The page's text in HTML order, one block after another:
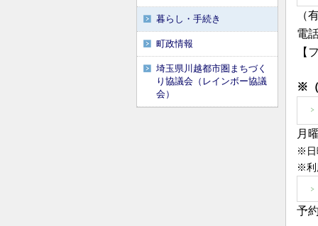
暮らし・手続き
町政情報
埼玉県川越都市圏まちづく
り協議会（レインボー協議
会）
（
電
【
※
月
※日
※利
予